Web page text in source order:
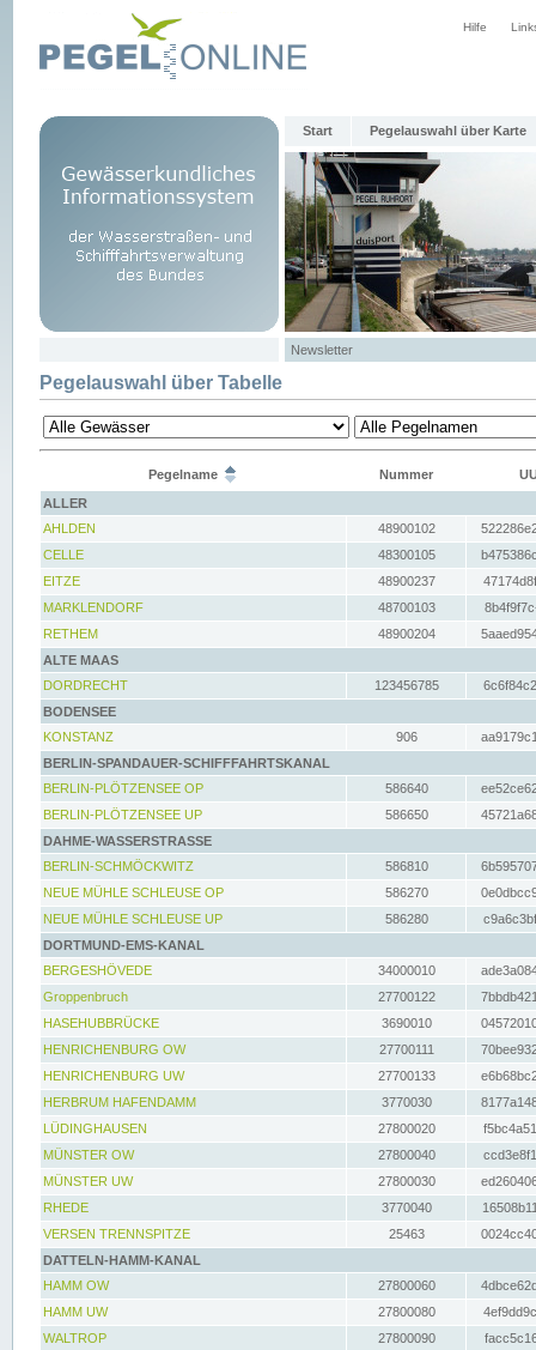
Hilfe
Start Pegelauswahl über Karte
Newsletter
Pegelauswahl über Tabelle
Pegelname Nummer
ALLER
AHLDEN
48900102
CELLE
48300105
EITZE
48900237
MARKLENDORF
48700103
RETHEM
48900204
ALTE MAAS
DORDRECHT
123456785
BODENSEE
KONSTANZ
906
BERLIN-SPANDAUER-SCHIFFFAHRTSKANAL
BERLIN-PLÖTZENSEE OP
586640
BERLIN-PLÖTZENSEE UP
586650
DAHME-WASSERSTRASSE
BERLIN-SCHMÖCKWITZ
586810
NEUE MÜHLE SCHLEUSE OP
586270
NEUE MÜHLE SCHLEUSE UP
586280
DORTMUND-EMS-KANAL
BERGESHÖVEDE
34000010
Groppenbruch
27700122
HASEHUBBRÜCKE
3690010
HENRICHENBURG OW
27700111
HENRICHENBURG UW
27700133
HERBRUM HAFENDAMM
3770030
LÜDINGHAUSEN
27800020
MÜNSTER OW
27800040
MÜNSTER UW
27800030
RHEDE
3770040
VERSEN TRENNSPITZE
25463
DATTELN-HAMM-KANAL
HAMM OW
27800060
HAMM UW
27800080
WALTROP
27800090